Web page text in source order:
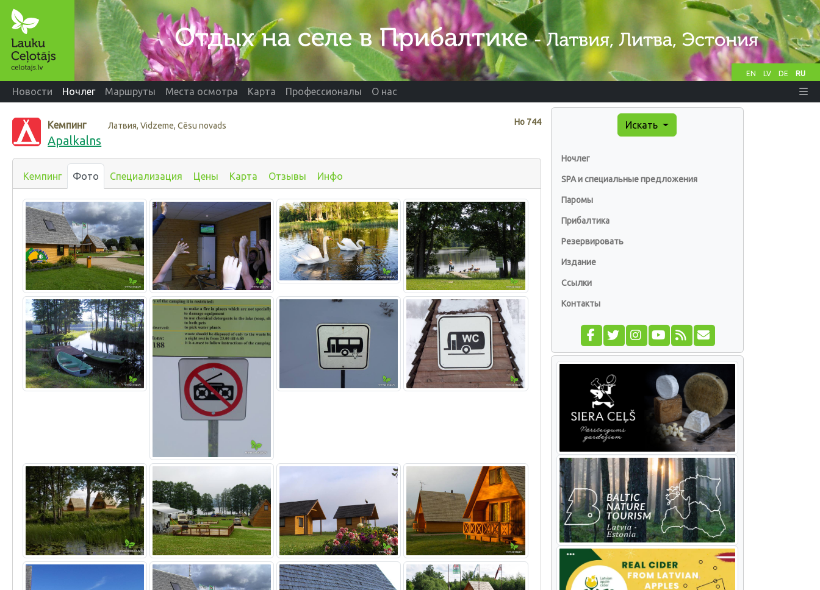
EN LV DE RU
Новости Ночлег Маршруты Места осмотра Карта Профессионалы О нас
Нo 744
Кемпинг Латвия, Vidzeme, Cēsu novads
Apalkalns
Кемпинг Фото Специализация Цены Карта Отзывы Инфо
Искать
Ночлег
SPA и специальные предложения
Паромы
Прибалтика
Резервировать
Издание
Ссылки
Контакты